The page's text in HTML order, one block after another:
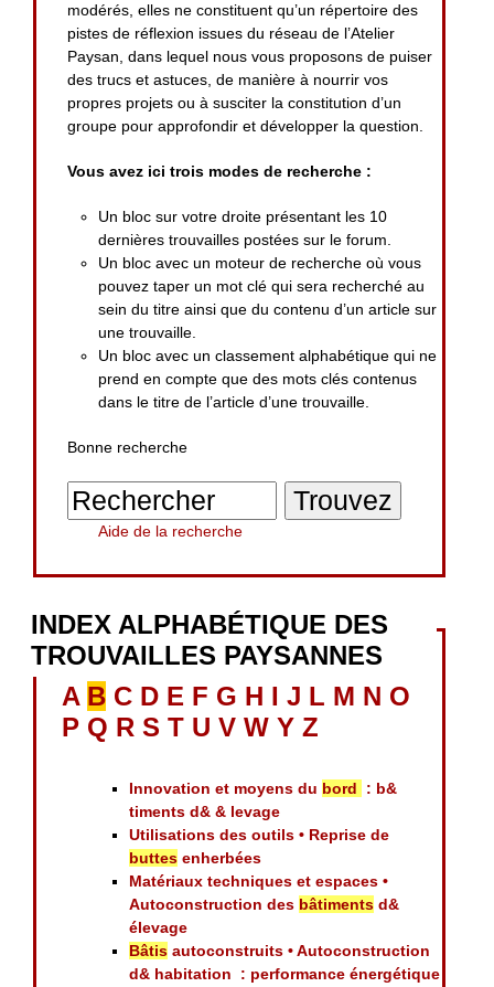
modérés, elles ne constituent qu’un répertoire des
pistes de réflexion issues du réseau de l’Atelier
Paysan, dans lequel nous vous proposons de puiser
des trucs et astuces, de manière à nourrir vos
propres projets ou à susciter la constitution d’un
groupe pour approfondir et développer la question.
Vous avez ici trois modes de recherche :
Un bloc sur votre droite présentant les 10
dernières trouvailles postées sur le forum.
Un bloc avec un moteur de recherche où vous
pouvez taper un mot clé qui sera recherché au
sein du titre ainsi que du contenu d’un article sur
une trouvaille.
Un bloc avec un classement alphabétique qui ne
prend en compte que des mots clés contenus
dans le titre de l’article d’une trouvaille.
Bonne recherche
Aide de la recherche
INDEX ALPHABÉTIQUE DES
TROUVAILLES PAYSANNES
A B C D E F G H I J L M N O
P Q R S T U V W Y Z
Innovation et moyens du bord
: b&
timents d& & levage
Utilisations des outils • Reprise de
buttes enherbées
Matériaux techniques et espaces •
Autoconstruction des bâtiments d&
élevage
Bâtis autoconstruits • Autoconstruction
d& habitation : performance énergétique